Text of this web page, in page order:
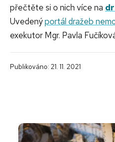
přečtěte si o nich více na
Uvedenýportál dražeb
exekutor Mgr. Pavla
Publikováno: 21. 11. 2021